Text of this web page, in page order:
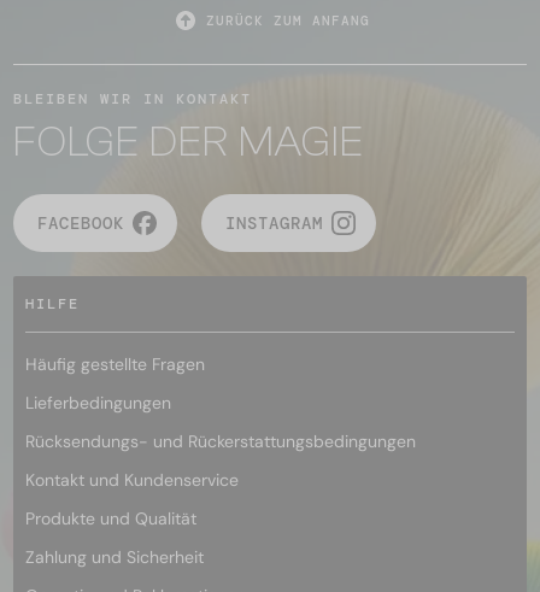
ZURÜCK ZUM ANFANG
BLEIBEN WIR IN KONTAKT
FOLGE DER MAGIE
FACEBOOK INSTAGRAM
HILFE
Häufig gestellte Fragen
Lieferbedingungen
Rücksendungs- und Rückerstattungsbedingungen
Kontakt und Kundenservice
Produkte und Qualität
Zahlung und Sicherheit